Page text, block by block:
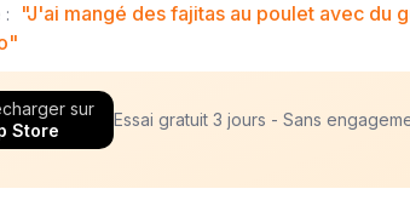
:
"J'ai mangé des fajitas au poulet avec du
sur
Store
Essai gratuit 3 jours - Sans